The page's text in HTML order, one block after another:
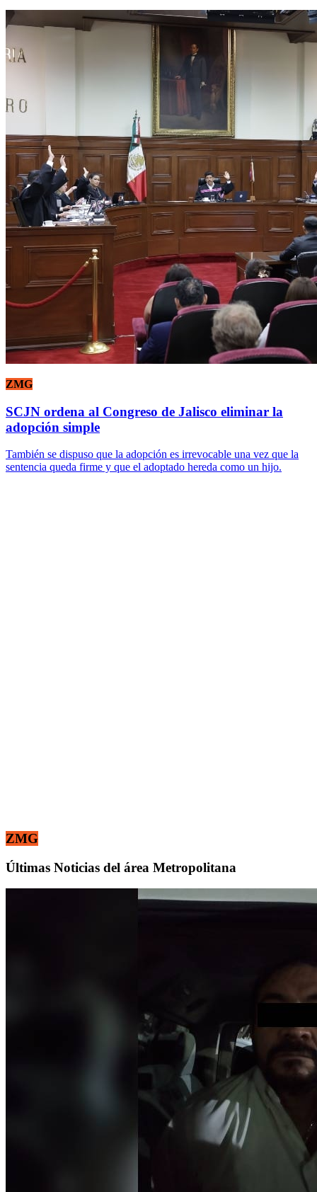
ZMG
SCJN ordena al Congreso de Jalisco eliminar la
adopción simple
También se dispuso que la adopción es irrevocable una vez que la
sentencia queda firme y que el adoptado hereda como un hijo.
ZMG
Últimas Noticias del área Metropolitana